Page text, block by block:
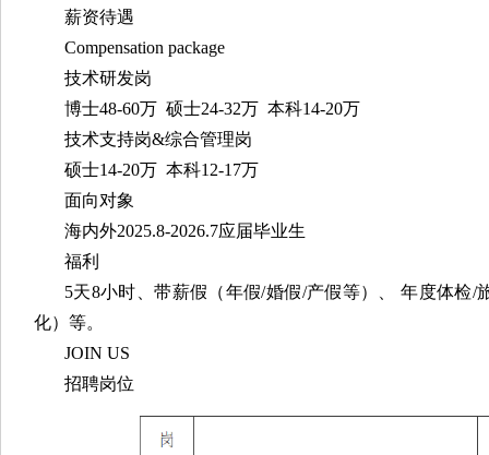
薪资待遇
Compensation package
技术研发岗
博士48-60万 硕士24-32万 本科14-20万
技术支持岗&综合管理岗
硕士14-20万 本科12-17万
面向对象
海内外2025.8-2026.7应届毕业生
福利
5天8小时、带薪假（年假/婚假/产假等）、 年度体检/
化）等。
JOIN US
招聘岗位